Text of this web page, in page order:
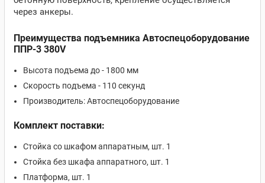
через анкеры.
Преимущества подъемника Автоспецоборудование
ППР-3 380V
Высота подъема до - 1800 мм
Скорость подъема - 110 секунд
Производитель: Автоспецоборудование
Комплект поставки:
Стойка со шкафом аппаратным, шт. 1
Стойка без шкафа аппаратного, шт. 1
Платформа, шт. 1